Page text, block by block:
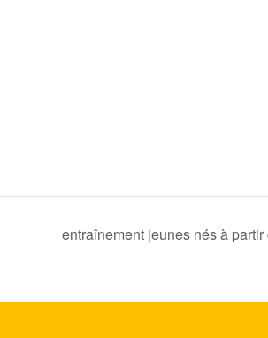
entraînement jeunes nés à partir